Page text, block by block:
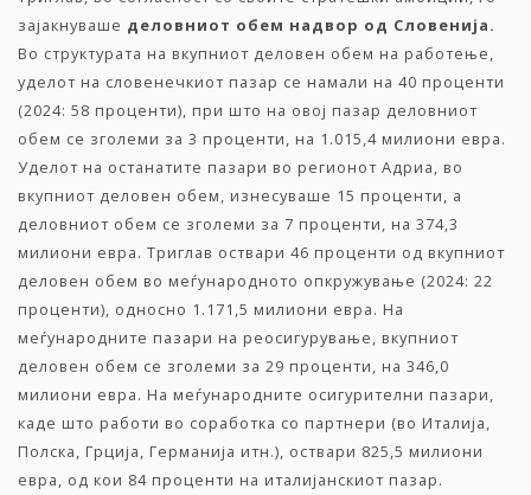
зајакнуваше деловниот обем надвор од Словенија.
Во структурата на вкупниот деловен обем на работење,
уделот на словенечкиот пазар се намали на 40 проценти
(2024: 58 проценти), при што на овој пазар деловниот
обем се зголеми за 3 проценти, на 1.015,4 милиони евра.
Уделот на останатите пазари во регионот Адриа, во
вкупниот деловен обем, изнесуваше 15 проценти, а
деловниот обем се зголеми за 7 проценти, на 374,3
милиони евра. Триглав оствари 46 проценти од вкупниот
деловен обем во меѓународното опкружување (2024: 22
проценти), односно 1.171,5 милиони евра. На
меѓународните пазари на реосигурување, вкупниот
деловен обем се зголеми за 29 проценти, на 346,0
милиони евра. На меѓународните осигурителни пазари,
каде што работи во соработка со партнери (во Италија,
Полска, Грција, Германија итн.), оствари 825,5 милиони
евра, од кои 84 проценти на италијанскиот пазар.